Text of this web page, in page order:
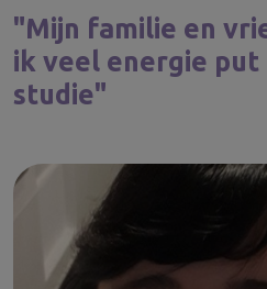
"Mijn familie en
ik veel energie put
studie"